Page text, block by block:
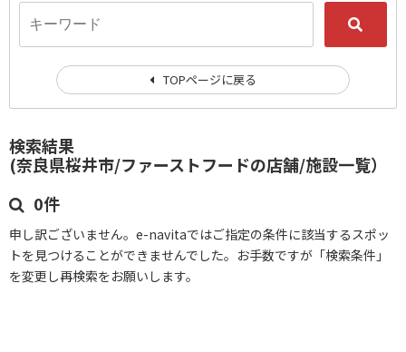
検索結果
(奈良県桜井市/ファーストフードの店舗/施設一覧）
0件
申し訳ございません。e-navitaではご指定の条件に該当するスポッ
トを見つけることができませんでした。お手数ですが「検索条件」
を変更し再検索をお願いします。
TOPページに戻る